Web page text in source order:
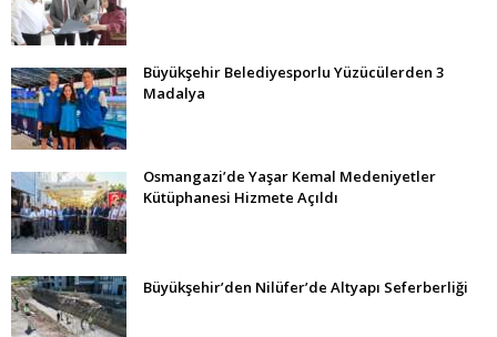
Büyükşehir Belediyesporlu Yüzücülerden 3
Madalya
Osmangazi’de Yaşar Kemal Medeniyetler
Kütüphanesi Hizmete Açıldı
Büyükşehir’den Nilüfer’de Altyapı Seferberliği